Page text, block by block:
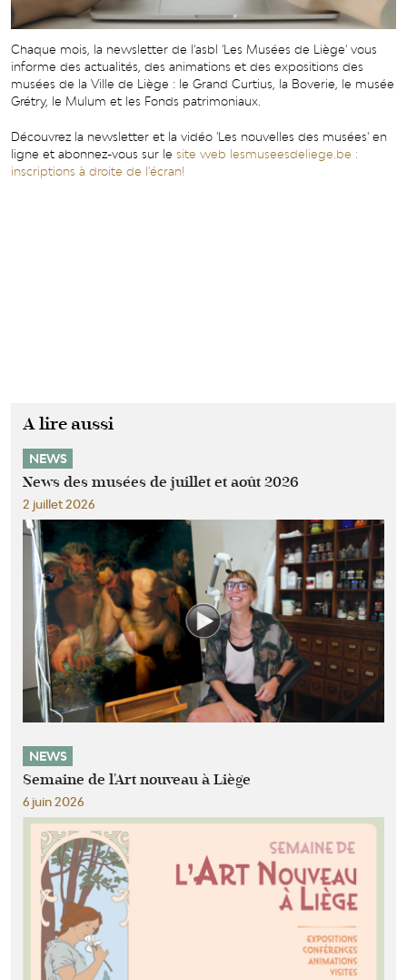
Chaque mois, la newsletter de l'asbl 'Les Musées de Liège' vous
informe des actualités, des animations et des expositions des
musées de la Ville de Liège : le Grand Curtius, la Boverie, le musée
Grétry, le Mulum et les Fonds patrimoniaux.
Découvrez la newsletter et la vidéo 'Les nouvelles des musées' en
ligne et abonnez-vous sur le site web lesmuseesdeliege.be :
inscriptions à droite de l'écran!
A lire aussi
NEWS
News des musées de juillet et août 2026
2 juillet 2026
NEWS
Semaine de l'Art nouveau à Liège
6 juin 2026